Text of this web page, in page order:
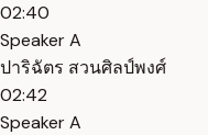
02:40
Speaker A
ปาริฉัตร สวนศิลป์พงศ์
02:42
Speaker A